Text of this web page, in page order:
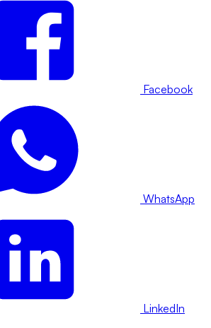
Facebook
WhatsApp
LinkedIn